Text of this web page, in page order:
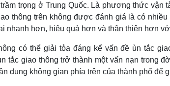
trọng ở Trung Quốc. Là phương thức vận
thông trên không được đánh giá là có
nhanh hơn, hiệu quả hơn và thân thiện hơn
có thể giải tỏa đáng kể vấn đề ùn tắc
tắc giao thông trở thành một vấn nạn trong
dụng không gian phía trên của thành phố để